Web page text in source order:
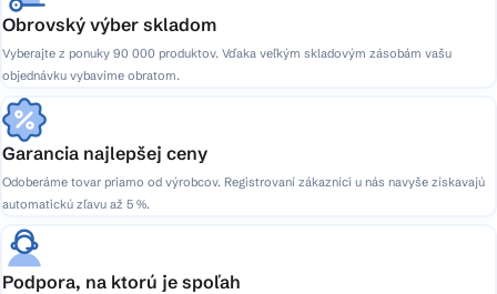
Obrovský výber skladom
Vyberajte z ponuky 90 000 produktov. Vďaka veľkým skladovým zásobám vašu
objednávku vybavíme obratom.
Garancia najlepšej ceny
Odoberáme tovar priamo od výrobcov. Registrovaní zákazníci u nás navyše získavajú
automatickú zľavu až 5 %.
Podpora, na ktorú je spoľah